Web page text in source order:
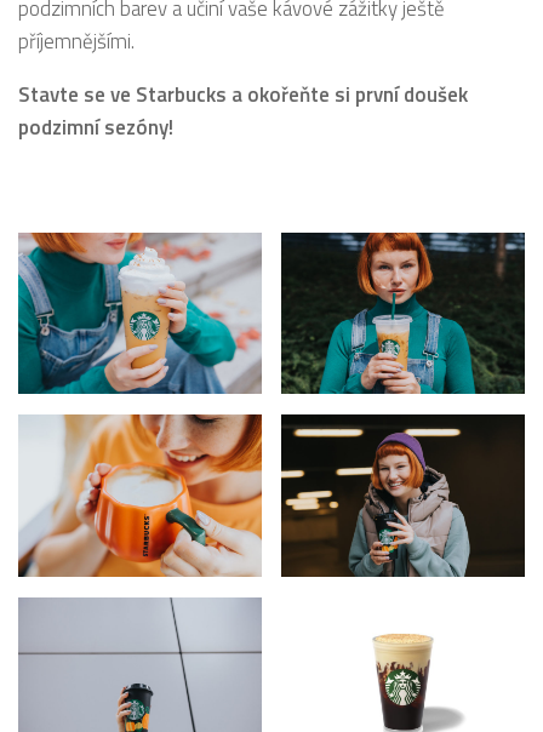
podzimních barev a učiní vaše kávové zážitky ještě
příjemnějšími.
Stavte se ve Starbucks a okořeňte si první doušek
podzimní sezóny!